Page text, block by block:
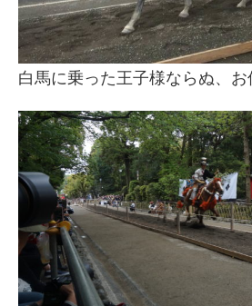
白馬に乗った王子様ならぬ、お